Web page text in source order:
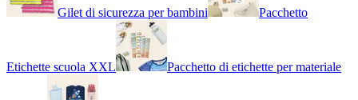
Gilet di sicurezza per bambini Pacchetto
Etichette scuola XXL Pacchetto di etichette per materiale